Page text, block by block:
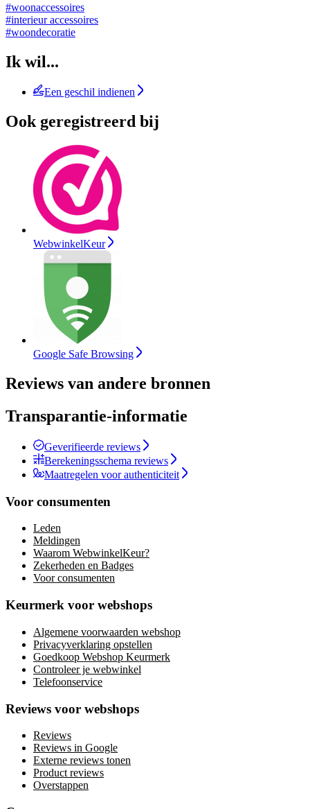
#woonaccessoires
#interieur accessoires
#woondecoratie
Ik wil...
Een geschil indienen
Ook geregistreerd bij
WebwinkelKeur
Google Safe Browsing
Reviews van andere bronnen
Transparantie-informatie
Geverifieerde reviews
Berekeningsschema reviews
Maatregelen voor authenticiteit
Voor consumenten
Leden
Meldingen
Waarom WebwinkelKeur?
Zekerheden en Badges
Voor consumenten
Keurmerk voor webshops
Algemene voorwaarden webshop
Privacyverklaring opstellen
Goedkoop Webshop Keurmerk
Controleer je webwinkel
Telefoonservice
Reviews voor webshops
Reviews
Reviews in Google
Externe reviews tonen
Product reviews
Overstappen